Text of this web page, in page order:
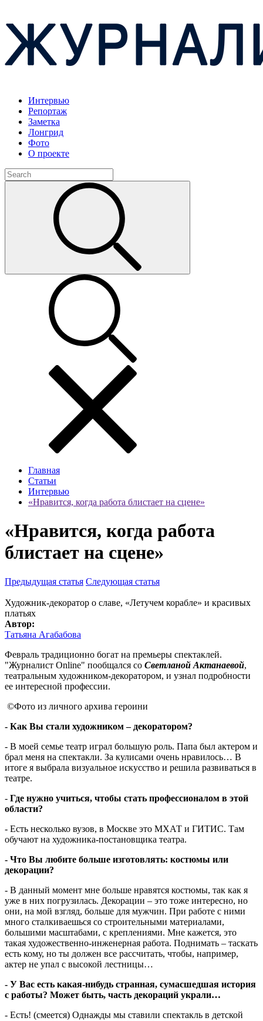
Интервью
Репортаж
Заметка
Лонгрид
Фото
О проекте
Главная
Статьи
Интервью
«Нравится, когда работа блистает на сцене»
«Нравится, когда работа
блистает на сцене»
Предыдущая статья Следующая статья
Художник-декоратор о славе, «Летучем корабле» и красивых
платьях
Автор:
Татьяна Агабабова
Февраль традиционно богат на премьеры спектаклей.
"Журналист Online" пообщался со Светланой Актанаевой,
театральным художником-декоратором, и узнал подробности
ее интересной профессии.
©Фото из личного архива героини
- Как Вы стали художником – декоратором?
- В моей семье театр играл большую роль. Папа был актером и
брал меня на спектакли. За кулисами очень нравилось… В
итоге я выбрала визуальное искусство и решила развиваться в
театре.
- Где нужно учиться, чтобы стать профессионалом в этой
области?
- Есть несколько вузов, в Москве это МХАТ и ГИТИС. Там
обучают на художника-постановщика театра.
- Что Вы любите больше изготовлять: костюмы или
декорации?
- В данный момент мне больше нравятся костюмы, так как я
уже в них погрузилась. Декорации – это тоже интересно, но
они, на мой взгляд, больше для мужчин. При работе с ними
много сталкиваешься со строительными материалами,
большими масштабами, с креплениями. Мне кажется, это
такая художественно-инженерная работа. Поднимать – таскать
есть кому, но ты должен все рассчитать, чтобы, например,
актер не упал с высокой лестницы…
- У Вас есть какая-нибудь странная, сумасшедшая история
с работы? Может быть, часть декораций украли…
- Есть! (смеется) Однажды мы ставили спектакль в детской